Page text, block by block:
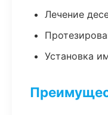
Лечение
Установка